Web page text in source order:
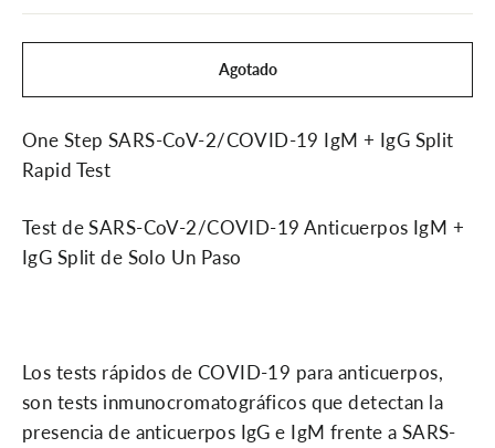
Agotado
One Step SARS-CoV-2/COVID-19 IgM + IgG Split
Rapid Test
Test de SARS-CoV-2/COVID-19 Anticuerpos IgM +
IgG Split de Solo Un Paso
Los tests rápidos de COVID-19 para anticuerpos,
son tests inmunocromatográficos que detectan la
presencia de anticuerpos IgG e IgM frente a SARS-